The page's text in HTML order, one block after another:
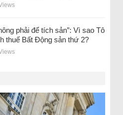
phải để tích sản”: Vì sao Tô
thuế Bất Động sản thứ 2?